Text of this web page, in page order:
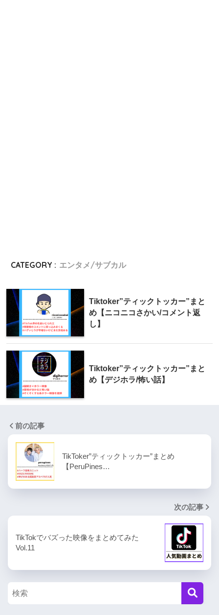
CATEGORY : エンタメ/サブカル
Tiktoker”ティックトッカー”まと
め【ニコニコさかい/コメント返
し】
Tiktoker”ティックトッカー”まと
め【デジホラ/怖い話】
前の記事
TikToker”ティックトッカー”まとめ
【PeruPines…
次の記事
TikTokでバズった映像をまとめてみた
Vol.11